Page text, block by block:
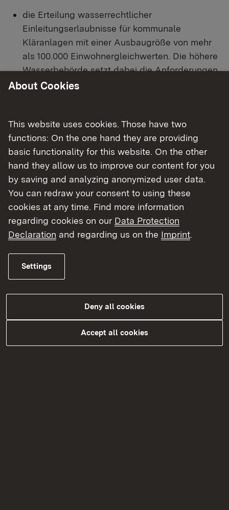
die Erteilung wasserrechtlicher
Einleitungserlaubnisse für kommunale
Kläranlagen mit einer Ausbaugröße von mehr
als 100.000 Einwohnergleichwerten. Die höhere
Wasserbehörde setzt dabei die Anforderungen
nach dem Stand der Technik fest, um das
kleineren Anlagen liegt die Zuständigkeit bei
den jeweiligen Landratsämtern.
die Fachaufsicht und Beratung der unteren
Wasserbehörden an den Landratsämtern, vor
allem im Rahmen regelmäßiger
Dienstbesprechungen,
die einheitliche Umsetzung von Fachzielen auf
dem Gebiet der Abwasserentsorgung
(einschließlich Regenwasserbewirtschaftung)
die Umsetzung der Wasserrahmenrichtlinie
(WRRL). Bei Defiziten in Wasserkörpern
Industrie/Abwasser die notwendigen
Gewässer-Untersuchungen und
die finanzielle Förderung von Bau und
Erneuerung kommunaler Abwasseranlagen
About Cookies
This website uses cookies. Those have two
functions: On the one hand they are providing
basic functionality for this website. On the other
hand they allow us to improve our content for you
by saving and analyzing anonymized user data.
You can redraw your consent to using these
cookies at any time. Find more information
regarding cookies on our Data Protection
Declaration and regarding us on the Imprint.
Settings
Deny all cookies
Accept all cookies